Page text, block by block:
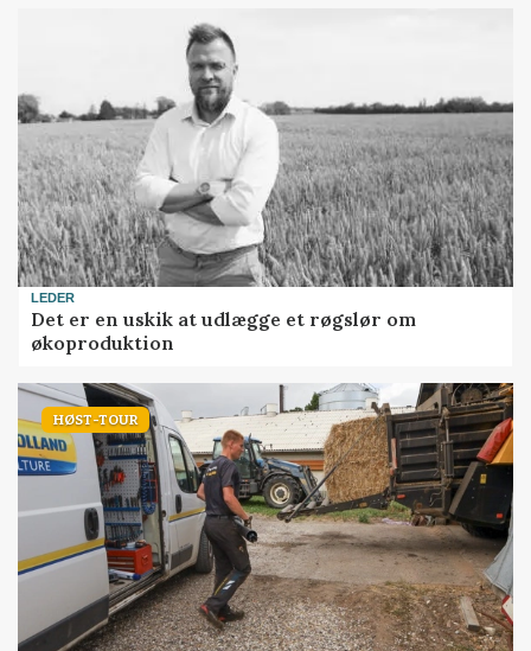
LEDER
Det er en uskik at udlægge et røgslør om
økoproduktion
HØST-TOUR